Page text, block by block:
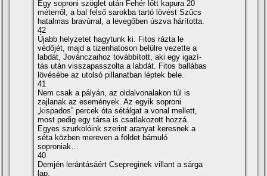
Egy soproni szöglet után Fehér lőtt kapura 20
méterről, a bal felső sarokba tartó lövést Szűcs
hatalmas bravúrral, a levegőben úszva hárí­totta.
42
Újabb helyzetet hagytunk ki. Fitos rázta le
védőjét, majd a tizenhatoson belülre vezette a
labdát, Jovánczaihoz továbbí­tott, aki egy igazí­
tás után visszapasszolta a labdát. Fitos ballábas
lövésébe az utolsó pillanatban léptek bele.
41
Nem csak a pályán, az oldalvonalakon túl is
zajlanak az események. Az egyik soproni
„kispados” percek óta sétálgat a vonal mellett,
most pedig egy társa is csatlakozott hozzá.
Egyes szurkolóink szerint aranyat keresnek a
séta közben mereven a földet bámuló
soproniak…
40
Demjén lerántásáért Csepreginek villant a sárga
lap.